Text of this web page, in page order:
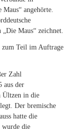
Maus“ angehörte.
Maus“ zeichnet.
zum Teil im Auftrage
Zahl
aus der
Ültzen in die
Der bremische
hatte die
wurde die